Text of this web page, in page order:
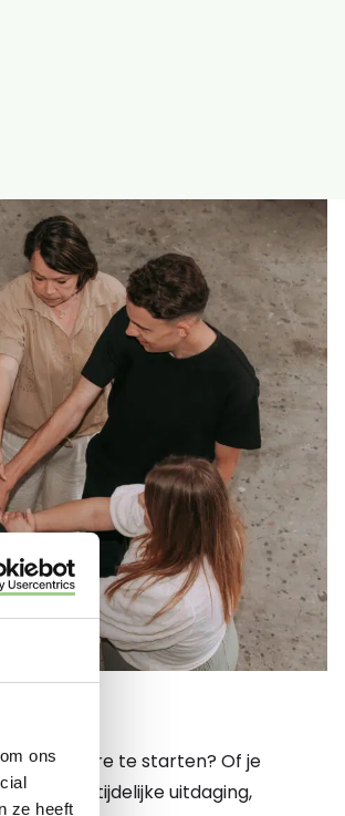
ons
ze heeft
je carrière te starten? Of je
juist een tijdelijke uitdaging,